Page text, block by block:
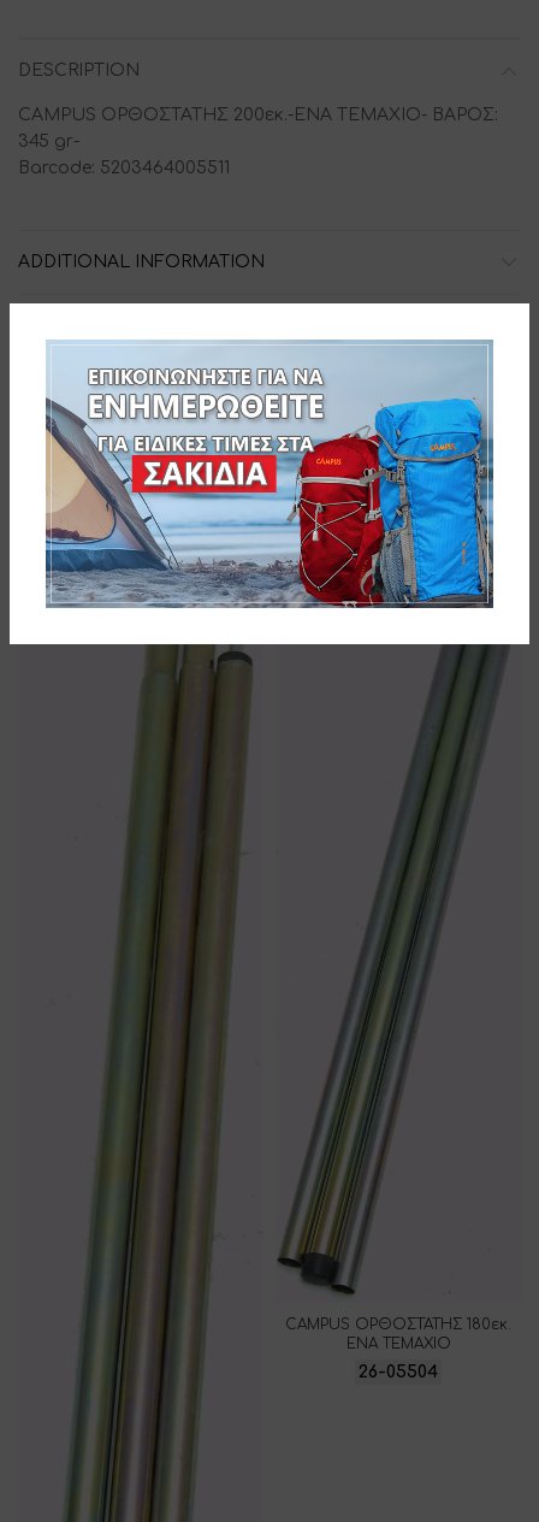
DESCRIPTION
CAMPUS ΟΡΘΟΣΤΑΤΗΣ 200εκ.-ΕΝΑ ΤΕΜΑΧΙΟ- ΒΑΡΟΣ:
345 gr-
Barcode: 5203464005511
ADDITIONAL INFORMATION
SKU:26-05511
Related products
CAMPUS ΟΡΘΟΣΤΑΤΗΣ 180εκ.
ΕΝΑ ΤΕΜΑΧΙΟ
26-05504